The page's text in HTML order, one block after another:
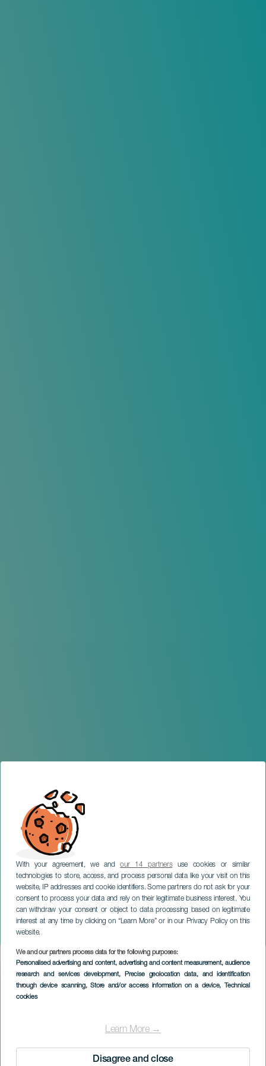
With your agreement, we andour 14 partnersuse cookies or similar
technologies to store, access, and process personal data like your visit on this
website, IP addresses and cookie identifiers. Some partners do not ask for your
consent to process your data and rely on their legitimate business interest. You
can withdraw your consent or object to data processing based on legitimate
interest at any time by clicking on “Learn More” or in our Privacy Policy on this
website.
We and our partners process data for the following purposes:
Personalised advertising and content, advertising and content measurement, audience
research and services development, Precise geolocation data, and identification
through device scanning, Store and/or access information on a device, Technical
cookies
Learn More →
Disagree and close
Fiera dell'artigianato
solidale a La Orotava
TENERIFE
Imagen
Listado